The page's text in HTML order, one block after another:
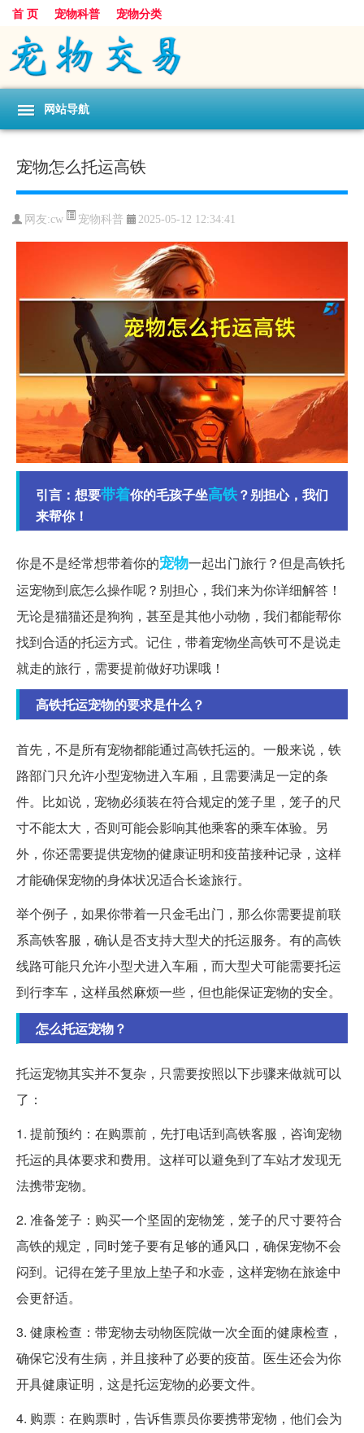
首 页 宠物科普 宠物分类
网站导航
宠物怎么托运高铁
网友:cw 宠物科普 2025-05-12 12:34:41
引言：想要带着你的毛孩子坐高铁？别担心，我们
来帮你！
你是不是经常想带着你的宠物一起出门旅行？但是高铁托
运宠物到底怎么操作呢？别担心，我们来为你详细解答！
无论是猫猫还是狗狗，甚至是其他小动物，我们都能帮你
找到合适的托运方式。记住，带着宠物坐高铁可不是说走
就走的旅行，需要提前做好功课哦！
高铁托运宠物的要求是什么？
首先，不是所有宠物都能通过高铁托运的。一般来说，铁
路部门只允许小型宠物进入车厢，且需要满足一定的条
件。比如说，宠物必须装在符合规定的笼子里，笼子的尺
寸不能太大，否则可能会影响其他乘客的乘车体验。另
外，你还需要提供宠物的健康证明和疫苗接种记录，这样
才能确保宠物的身体状况适合长途旅行。
举个例子，如果你带着一只金毛出门，那么你需要提前联
系高铁客服，确认是否支持大型犬的托运服务。有的高铁
线路可能只允许小型犬进入车厢，而大型犬可能需要托运
到行李车，这样虽然麻烦一些，但也能保证宠物的安全。
怎么托运宠物？
托运宠物其实并不复杂，只需要按照以下步骤来做就可以
了：
1. 提前预约：在购票前，先打电话到高铁客服，咨询宠物
托运的具体要求和费用。这样可以避免到了车站才发现无
法携带宠物。
2. 准备笼子：购买一个坚固的宠物笼，笼子的尺寸要符合
高铁的规定，同时笼子要有足够的通风口，确保宠物不会
闷到。记得在笼子里放上垫子和水壶，这样宠物在旅途中
会更舒适。
3. 健康检查：带宠物去动物医院做一次全面的健康检查，
确保它没有生病，并且接种了必要的疫苗。医生还会为你
开具健康证明，这是托运宠物的必要文件。
4. 购票：在购票时，告诉售票员你要携带宠物，他们会为